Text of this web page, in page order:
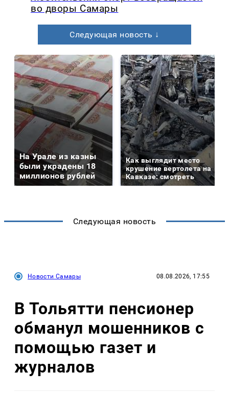
во дворы Самары
Следующая новость ↓
На Урале из казны
были украдены 18
миллионов рублей
Как выглядит место
крушение вертолета на
Кавказе: смотреть
Следующая новость
Новости Самары 08.08.2026, 17:55
В Тольятти пенсионер
обманул мошенников с
помощью газет и
журналов